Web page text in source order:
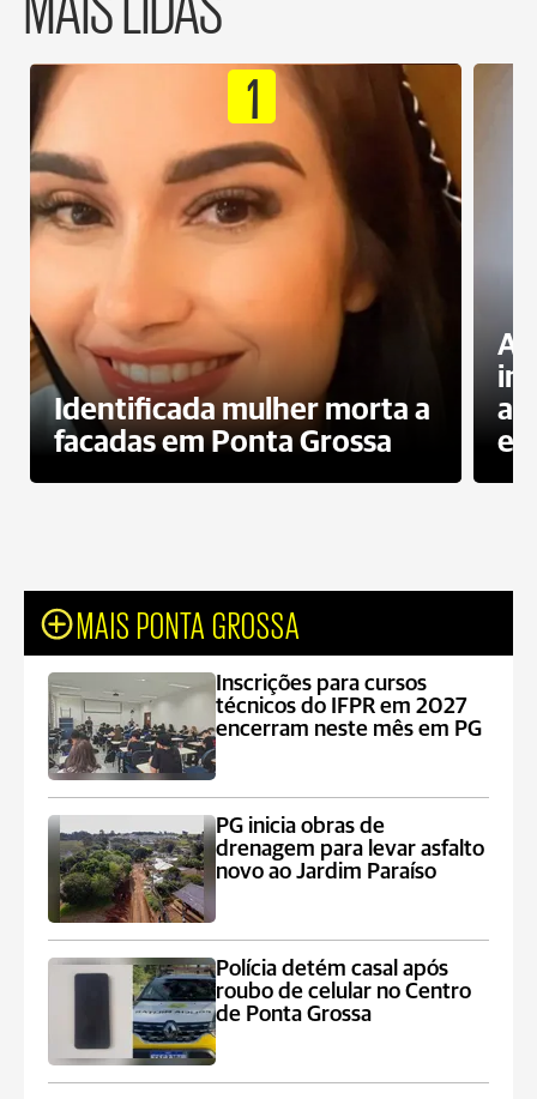
1
Identificada mulher morta a
facadas em Ponta Grossa
MAIS PONTA GROSSA
Inscrições para cursos
técnicos do IFPR em 2027
encerram neste mês em PG
PG inicia obras de
drenagem para levar asfalto
novo ao Jardim Paraíso
Polícia detém casal após
roubo de celular no Centro
de Ponta Grossa